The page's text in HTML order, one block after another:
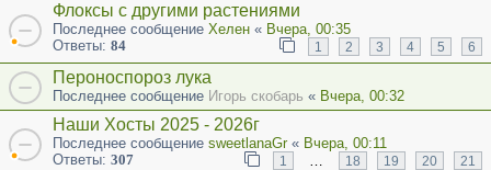
Флоксы с другими растениями
Последнее сообщение Хелен « Вчера, 00:35
Ответы: 84 1 2 3 4 5 6
Пероноспороз лука
Последнее сообщение Игорь скобарь « Вчера, 00:32
Наши Хосты 2025 - 2026г
Последнее сообщение sweetlanaGr« Вчера, 00:11
Ответы: 307 1 … 18 19 20 21